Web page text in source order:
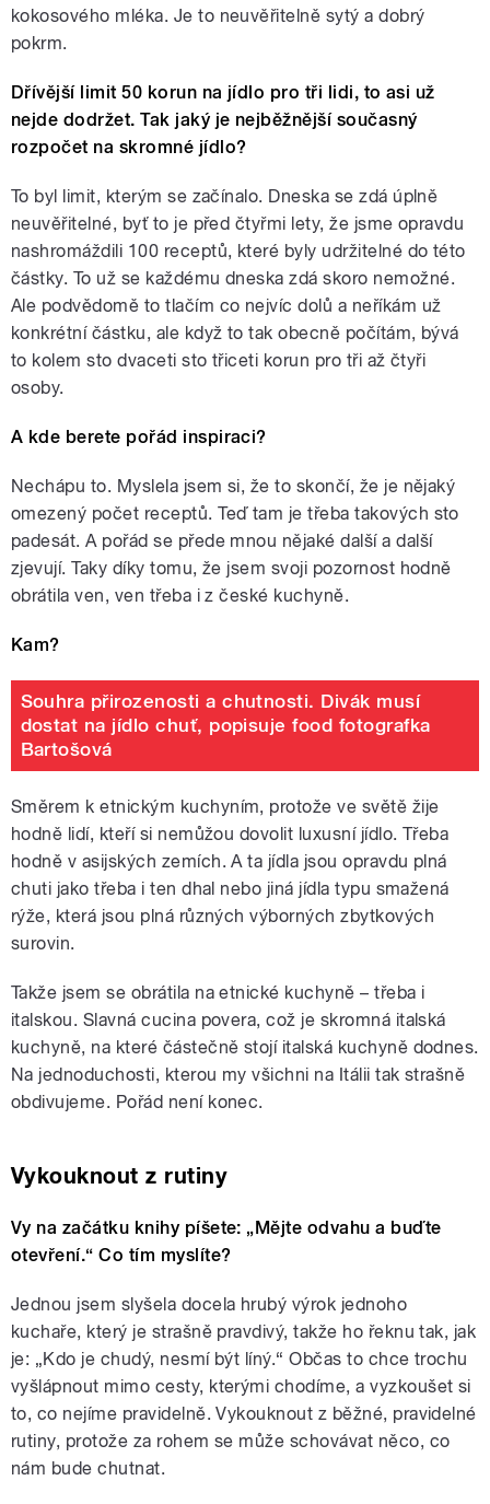
kokosového mléka. Je to neuvěřitelně sytý a dobrý
pokrm.
Dřívější limit 50 korun na jídlo pro tři lidi, to asi už
nejde dodržet. Tak jaký je nejběžnější současný
rozpočet na skromné jídlo?
To byl limit, kterým se začínalo. Dneska se zdá úplně
neuvěřitelné, byť to je před čtyřmi lety, že jsme opravdu
nashromáždili 100 receptů, které byly udržitelné do této
částky. To už se každému dneska zdá skoro nemožné.
Ale podvědomě to tlačím co nejvíc dolů a neříkám už
konkrétní částku, ale když to tak obecně počítám, bývá
to kolem sto dvaceti sto třiceti korun pro tři až čtyři
osoby.
A kde berete pořád inspiraci?
Nechápu to. Myslela jsem si, že to skončí, že je nějaký
omezený počet receptů. Teď tam je třeba takových sto
padesát. A pořád se přede mnou nějaké další a další
zjevují. Taky díky tomu, že jsem svoji pozornost hodně
obrátila ven, ven třeba i z české kuchyně.
Kam?
Souhra přirozenosti a chutnosti. Divák musí
dostat na jídlo chuť, popisuje food fotografka
Bartošová
Směrem k etnickým kuchyním, protože ve světě žije
hodně lidí, kteří si nemůžou dovolit luxusní jídlo. Třeba
hodně v asijských zemích. A ta jídla jsou opravdu plná
chuti jako třeba i ten dhal nebo jiná jídla typu smažená
rýže, která jsou plná různých výborných zbytkových
surovin.
Takže jsem se obrátila na etnické kuchyně – třeba i
italskou. Slavná cucina povera, což je skromná italská
kuchyně, na které částečně stojí italská kuchyně dodnes.
Na jednoduchosti, kterou my všichni na Itálii tak strašně
obdivujeme. Pořád není konec.
Vykouknout z rutiny
Vy na začátku knihy píšete: „Mějte odvahu a buďte
otevření.“ Co tím myslíte?
Jednou jsem slyšela docela hrubý výrok jednoho
kuchaře, který je strašně pravdivý, takže ho řeknu tak, jak
je: „Kdo je chudý, nesmí být líný.“ Občas to chce trochu
vyšlápnout mimo cesty, kterými chodíme, a vyzkoušet si
to, co nejíme pravidelně. Vykouknout z běžné, pravidelné
rutiny, protože za rohem se může schovávat něco, co
nám bude chutnat.